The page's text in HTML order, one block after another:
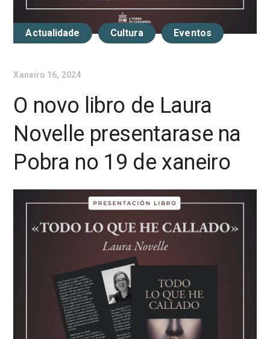
Actualidade Cultura Eventos
Xaneiro 16, 2024
O novo libro de Laura
Novelle presentarase na
Pobra no 19 de xaneiro